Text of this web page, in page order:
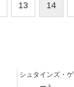
13 14
シュタインズ・ゲ